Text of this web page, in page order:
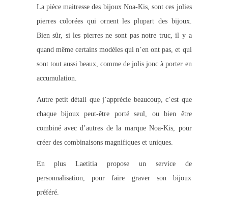
La pièce maitresse des bijoux Noa-Kis, sont ces jolies
pierres colorées qui ornent les plupart des bijoux.
Bien sûr, si les pierres ne sont pas notre truc, il y a
quand même certains modèles qui n’en ont pas, et qui
sont tout aussi beaux, comme de jolis jonc à porter en
accumulation.
Autre petit détail que j’apprécie beaucoup, c’est que
chaque bijoux peut-être porté seul, ou bien être
combiné avec d’autres de la marque Noa-Kis, pour
créer des combinaisons magnifiques et uniques.
En plus Laetitia propose un service de
personnalisation, pour faire graver son bijoux
préféré.